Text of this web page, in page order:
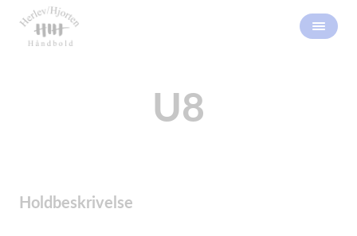
U8
Holdbeskrivelse